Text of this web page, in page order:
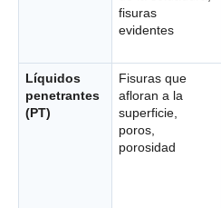
fisuras
evidentes
Líquidos
penetrantes
(PT)
Fisuras que
afloran a la
superficie,
poros,
porosidad